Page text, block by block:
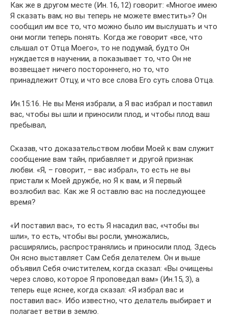
Как же в другом месте (Ин. 16, 12) говорит: «Многое имею
Я сказать вам; но вы теперь не можете вместить»? Он
сообщил им все то, что можно было им выслушать и что
они могли теперь понять. Когда же говорит «все, что
слышал от Отца Моего», то не подумай, будто Он
нуждается в научении, а показывает то, что Он не
возвещает ничего постороннего, но то, что
принадлежит Отцу, и что все слова Его суть слова Отца.
Ин.15:16. Не вы Меня избрали, а Я вас избрал и поставил
вас, чтобы вы шли и приносили плод, и чтобы плод ваш
пребывал,
Сказав, что доказательством любви Моей к вам служит
сообщение вам тайн, прибавляет и другой признак
любви. «Я, – говорит, – вас избрал», то есть не вы
пристали к Моей дружбе, но Я к вам, и Я первый
возлюбил вас. Как же Я оставлю вас на последующее
время?
«И поставил вас», то есть Я насадил вас, «чтобы вы
шли», то есть, чтобы вы росли, умножались,
расширялись, распространялись и приносили плод. Здесь
Он ясно выставляет Сам Себя делателем. Он и выше
объявил Себя очистителем, когда сказал: «Вы очищены
через слово, которое Я проповедал вам» (Ин.15, 3), а
теперь еще яснее, когда сказал: «Я избрал вас и
поставил вас». Ибо известно, что делатель выбирает и
полагает ветви в землю.